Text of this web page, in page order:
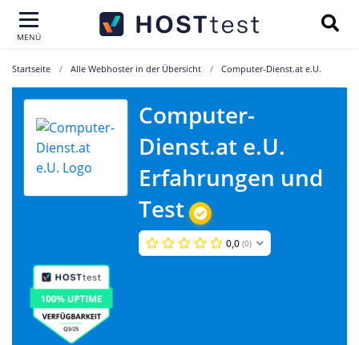
MENÜ
Startseite Alle Webhoster in der Übersicht Computer-Dienst.at e.U.
Computer-
Dienst.at e.U.
Erfahrungen und
Test
0,0 (0)